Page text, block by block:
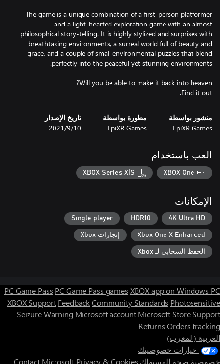
The game is a unique combination of a first-person platformer
and a light-hearted exploration game with an almost
philosophical story-telling. It is highly stylized and surprises with
breathtaking environments, a surreal world full of beauty and
grace, and a couple of small environmental puzzles that blend
Find it out.
منشور بواسطة
EpiXR Games
مطورة بواسطة
EpiXR Games
تاريخ الإصدار
10‏/9‏/2021
العب باستخدام
XBOX One
XBOX Series X|S
الإمكانات
4K Ultra HD
HDR10
Single player
Xbox One X Enhanced إنجازات Xbox
الحفظ السحابي لـ Xbox
PC Game Pass PC Game Pass games XBOX app on Windows PC
XBOX Support FeedbackCommunity Standards Photosensitive
Seizure Warning Microsoft account Microsoft Store Support
Returns Orders tracking
العربية (المغرب)
خيارات خصوصيتك
خصوصية صحة المستهلك
Contact Microsoft Privacy & Cookies